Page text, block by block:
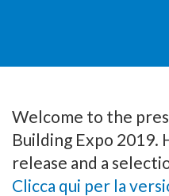
Welcome to the
Building Expo 2019.
release and a
Clicca qui per la